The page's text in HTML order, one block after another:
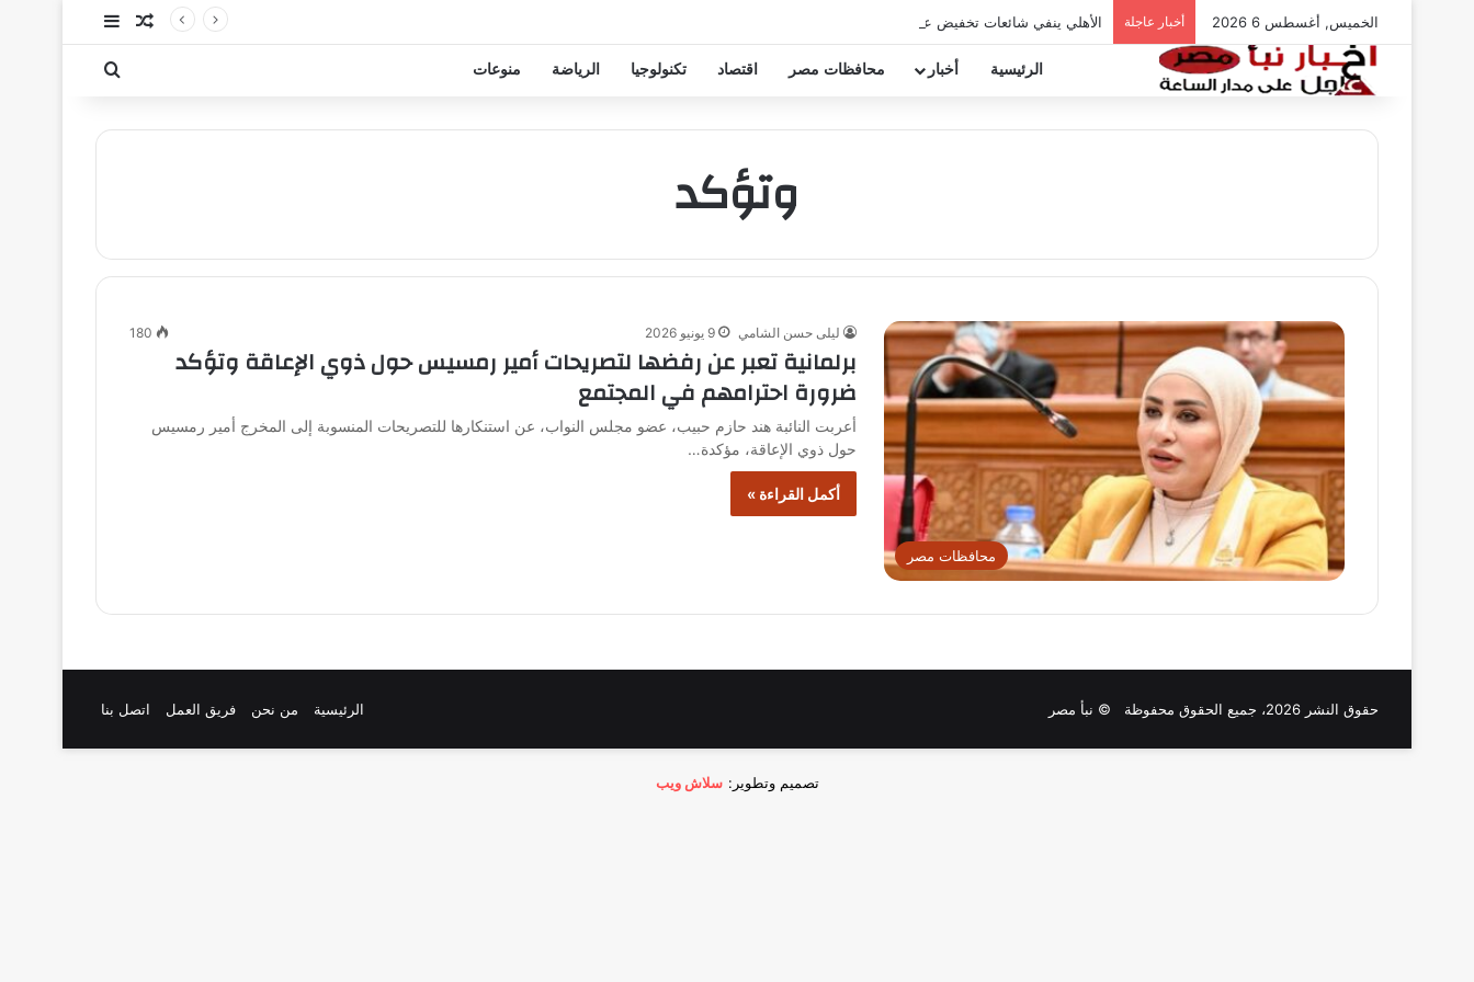
الخميس, أغسطس 6 2026 أخبار عاجلة الأهلي ينفي شائعات تخفيض عقود زيزو والشناوي مقال عشوائي
إضافة عمود
الرئيسية أخبار محافظات مصر اقتصاد تكنولوجيا الرياضة منوعات بحث عن
وتؤكد
محافظات مصر
ليلى حسن الشامي 9 يونيو 2026 180
برلمانية تعبر عن رفضها لتصريحات أمير رمسيس حول ذوي الإعاقة وتؤكد
ضرورة احترامهم في المجتمع
أعربت النائبة هند حازم حبيب، عضو مجلس النواب، عن استنكارها للتصريحات المنسوبة إلى المخرج أمير رمسيس
حول ذوي الإعاقة، مؤكدة…
أكمل القراءة »
حقوق النشر 2026، جميع الحقوق محفوظة © نبأ مصر الرئيسية من نحن فريق العمل اتصل بنا
تصميم وتطوير: سلاش ويب